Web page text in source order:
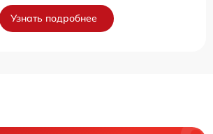
Узнать подробнее